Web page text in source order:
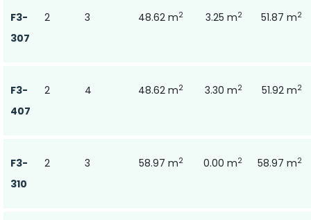
F3-
307
2 3 48.62 m2 3.25 m2 51.87 m2
F3-
407
2 4 48.62 m2 3.30 m2 51.92 m2
F3-
310
2 3 58.97 m2 0.00 m2 58.97 m2